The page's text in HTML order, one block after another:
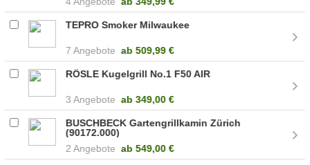
TEPRO Smoker Milwaukee
7 Angebote ab 509,99 €
RÖSLE Kugelgrill No.1 F50 AIR
3 Angebote ab 349,00 €
BUSCHBECK Gartengrillkamin Zürich
(90172.000)
2 Angebote ab 549,00 €